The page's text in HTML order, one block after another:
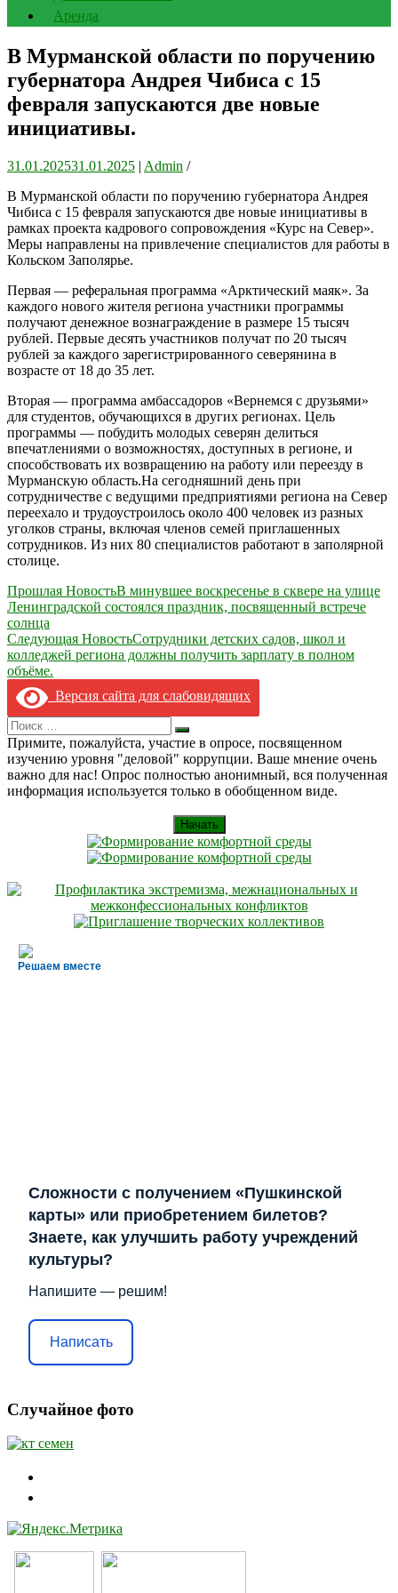
Аренда
В Мурманской области по поручению
губернатора Андрея Чибиса с 15
февраля запускаются две новые
инициативы.
31.01.202531.01.2025 | Admin /
В Мурманской области по поручению губернатора Андрея
Чибиса с 15 февраля запускаются две новые инициативы в
рамках проекта кадрового сопровождения «Курс на Север».
Меры направлены на привлечение специалистов для работы в
Кольском Заполярье.
Первая — реферальная программа «Арктический маяк». За
каждого нового жителя региона участники программы
получают денежное вознаграждение в размере 15 тысяч
рублей. Первые десять участников получат по 20 тысяч
рублей за каждого зарегистрированного северянина в
возрасте от 18 до 35 лет.
Вторая — программа амбассадоров «Вернемся с друзьями»
для студентов, обучающихся в других регионах. Цель
программы — побудить молодых северян делиться
впечатлениями о возможностях, доступных в регионе, и
способствовать их возвращению на работу или переезду в
Мурманскую область.На сегодняшний день при
сотрудничестве с ведущими предприятиями региона на Север
переехало и трудоустроилось около 400 человек из разных
уголков страны, включая членов семей приглашенных
сотрудников. Из них 80 специалистов работают в заполярной
столице.
Навигация
по
записям
Прошлая НовостьВ минувшее воскресенье в сквере на улице
Ленинградской состоялся праздник, посвященный встрече
солнца
Следующая НовостьСотрудники детских садов, школ и
колледжей региона должны получить зарплату в полном
объёме.
Версия сайта для слабовидящих
Search
for:
Искать
Примите, пожалуйста, участие в опросе, посвященном
изучению уровня "деловой" коррупции. Ваше мнение очень
важно для нас! Опрос полностью анонимный, вся полученная
информация используется только в обобщенном виде.
Начать
Решаем вместе
Сложности с получением «Пушкинской
карты» или приобретением билетов?
Знаете, как улучшить работу учреждений
культуры?
Напишите — решим!
Написать
Случайное фото